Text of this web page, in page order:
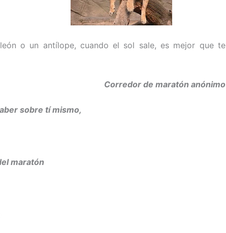
o un antílope, cuando el sol sale, es mejor que te
Corredor de maratón anónimo
sobre tí mismo,
maratón